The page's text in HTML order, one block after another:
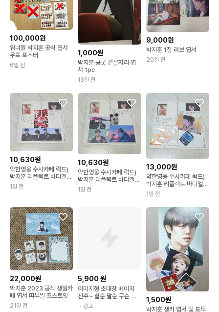
100,000원
워너원 박지훈 공식 엽서
우표 포스터
6일 전
1,000원
박지훈 공굿 같은자리 엽
서 1pc
13일 전
9,000원
박지훈 1집 러브 엽서
20일 전
10,630원
약한영웅 수시카페 럭드)
박지훈 리플렉트 바디엘스
앨범 양도 스티커 엽서 안
수호 연시은 수시 약영 굿
1일 전
10,630원
약한영웅 수시카페 럭드)
박지훈 리플렉트 바디엘스
앨범 양도 포카 엽서 안수
호 연시은 수시 약영 굿즈
1일 전
13,000원
약한영웅 수시카페 럭드)
박지훈 리플렉트 바디엘스
앨범 양도 파우치 키링 엽
서 안수호 연시은 수시 약
영 굿즈
1일 전
22,000원
박지훈 2023 공식 생일카
페 엽서 띠부씰 포스트잇
21일 전
5,900원
이미지형 초대장 베이지
진주 - 칠순 팔순 구순 고
희연 산수연 회갑연 초대
・광고
1,500원
박지훈 생카 엽서 및 도무